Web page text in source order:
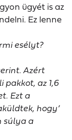
ügyét is az
Ez lenne
esélyt?
Azért
az 1,6
Ezt a
hogy’
súlya a